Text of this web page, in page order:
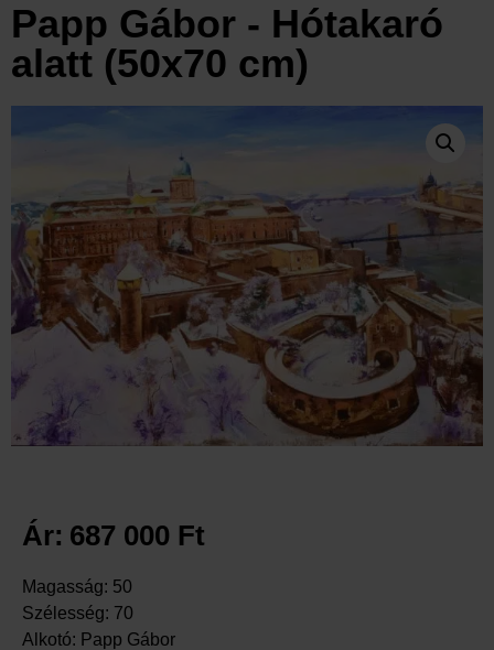
Papp Gábor - Hótakaró
alatt (50x70 cm)
Ár: 687 000 Ft
Magasság: 50
Szélesség: 70
Alkotó: Papp Gábor